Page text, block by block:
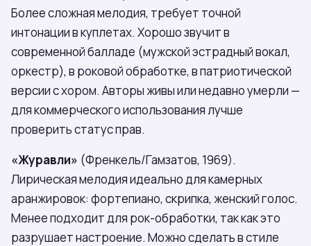
Более сложная мелодия, требует точной
интонации в куплетах. Хорошо звучит в
современной балладе (мужской эстрадный вокал,
оркестр), в роковой обработке, в патриотической
версии с хором. Авторы живы или недавно умерли —
для коммерческого использования лучше
проверить статус прав.
«Журавли» (Френкель/Гамзатов, 1969).
Лирическая мелодия идеально для камерных
аранжировок: фортепиано, скрипка, женский голос.
Менее подходит для рок-обработки, так как это
разрушает настроение. Можно сделать в стиле